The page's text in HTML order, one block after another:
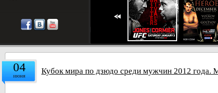
04
июня Кубок мира по дзюдо среди мужчин 2012 года.